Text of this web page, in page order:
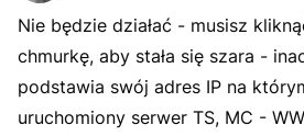
Nie będzie działać - musisz
chmurkę, aby stała się szara -
podstawia swój adres IP na
uruchomiony serwer TS, MC -